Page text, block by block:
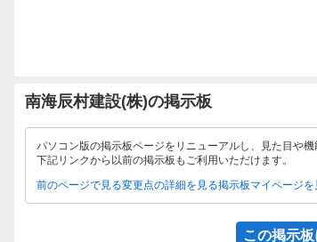
南海辰村建設(株)の掲示板
パソコン版の掲示板ページをリニューアルし、見た目や機
下記リンクから以前の掲示板もご利用いただけます。
前のページで見る変更点の詳細を見る掲示板マイページを
この掲示